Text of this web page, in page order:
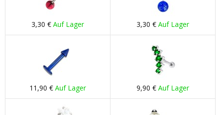
3,30 € Auf Lager 3,30 € Auf Lager
11,90 € Auf Lager 9,90 € Auf Lager